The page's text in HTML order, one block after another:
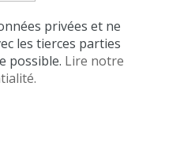
privées et ne
les tierces parties
possible. Lire notre